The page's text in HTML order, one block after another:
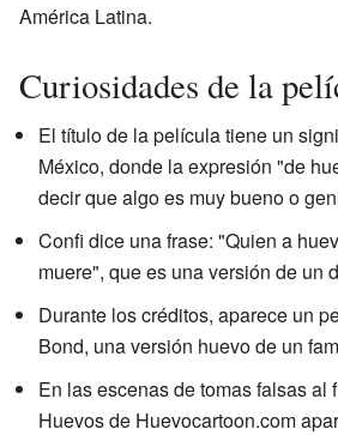
América Latina.
Curiosidades de la
El título de la película tiene un
México, donde la expresión "de
decir que algo es muy bueno o
Confi dice una frase: "Quien a
muere", que es una versión de un
Durante los créditos, aparece un
Bond, una versión huevo de un
En las escenas de tomas falsas al
Huevos de Huevocartoon.com